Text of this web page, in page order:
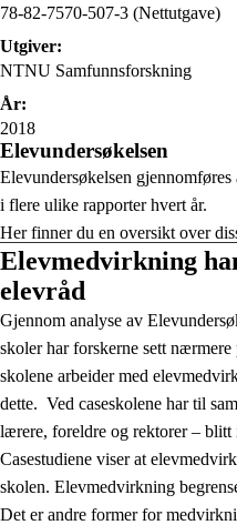
78-82-7570-507-3 (Nettutgave)
Utgiver:
NTNU Samfunnsforskning
År:
2018
Elevundersøkelsen
Elevundersøkelsen
i flere ulike rapporter hvert år.
Her finner du en oversikt over
Elevmedvirkning
elevråd
Gjennom analyse av
skoler har forskerne sett
skolene arbeider med
dette. Ved caseskolene har til
lærere, foreldre og rektorer – blitt
Casestudiene viser at
skolen. Elevmedvirkning
Det er andre former for